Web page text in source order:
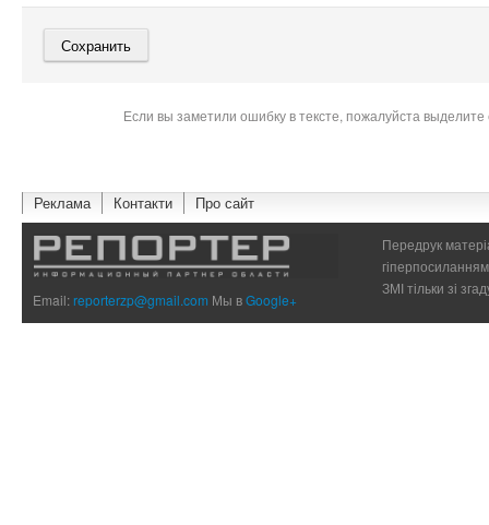
Если вы заметили ошибку в тексте, пожалуйста
Реклама Контакти Про сайт
Email:reporterzp@gmail.com Мы вGoogle+
Передрук
ЗМІ тільки зі